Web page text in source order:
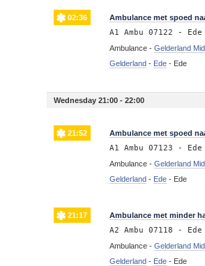
02:36 Ambulance met spoed
A1 Ambu 07122 -
Ambulance -Gelderland
Gelderland - Ede - Ede
Wednesday 21:00 - 22:00
21:52 Ambulance met spoed
A1 Ambu 07123 -
Ambulance -Gelderland
Gelderland - Ede - Ede
21:17 Ambulance met minder
A2 Ambu 07118 -
Ambulance -Gelderland
Gelderland - Ede - Ede